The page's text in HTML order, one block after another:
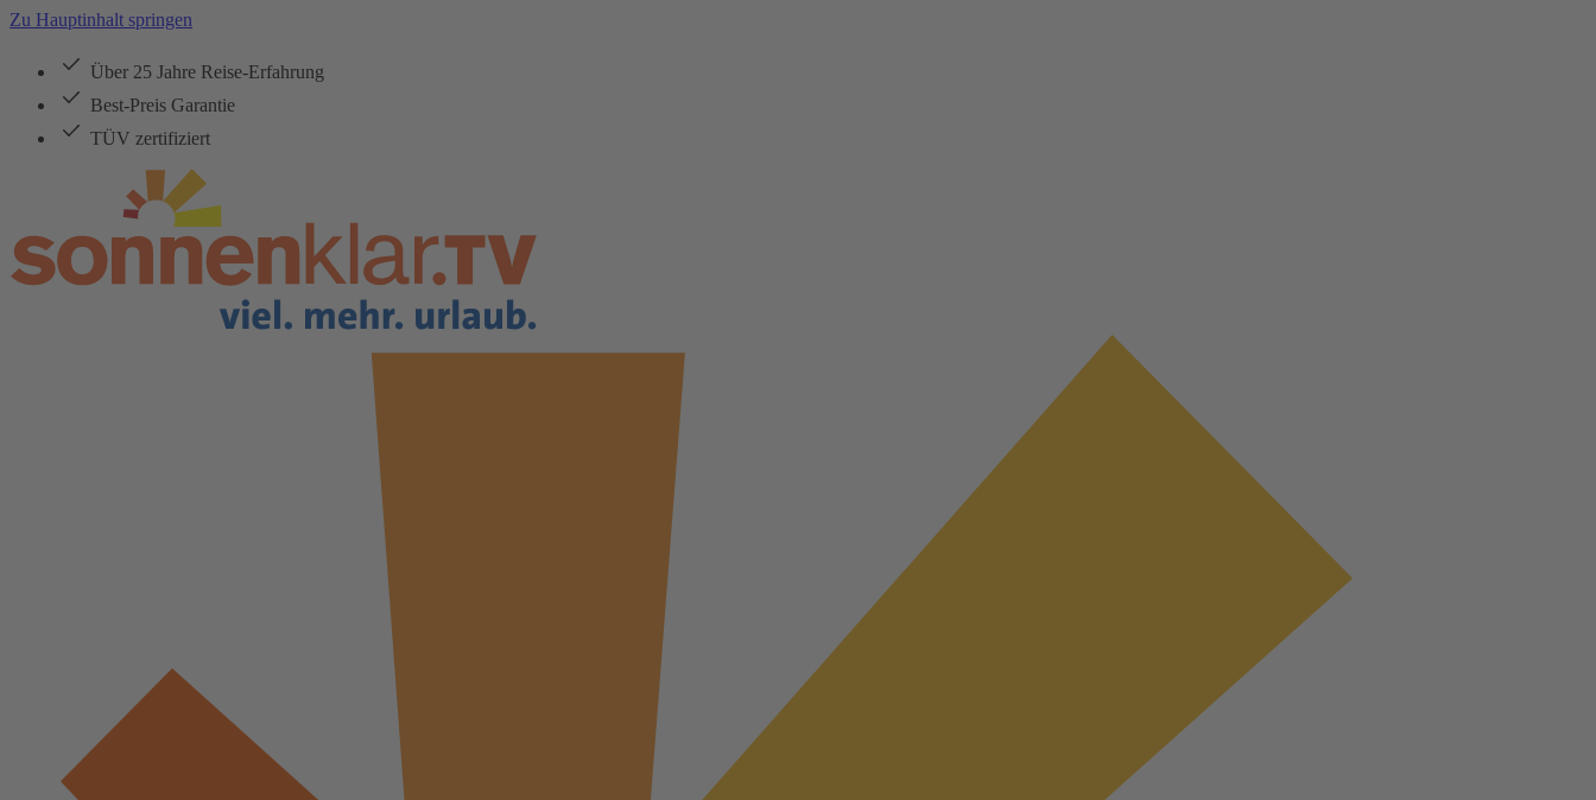
Zu Hauptinhalt springen
Über 25 Jahre Reise-Erfahrung
Best-Preis Garantie
TÜV zertifiziert